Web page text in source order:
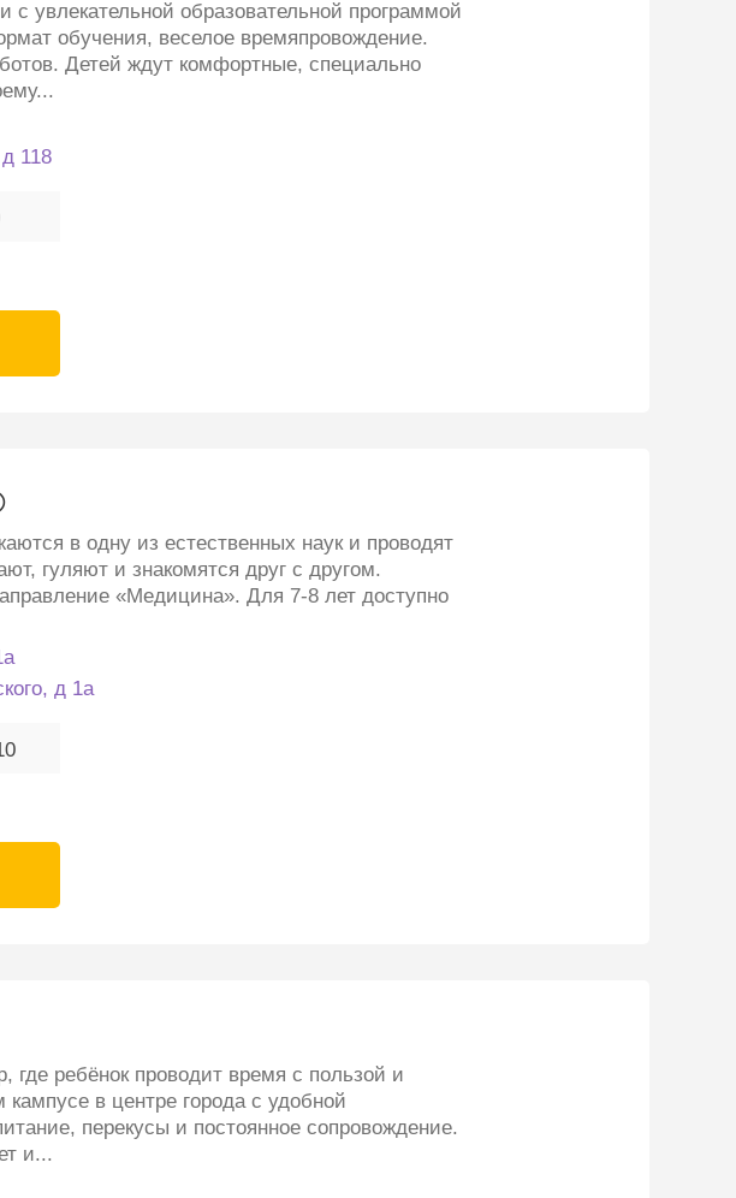
с увлекательной образовательной программой
обучения, веселое времяпровождение.
Детей ждут комфортные, специально
118
в одну из естественных наук и проводят
гуляют и знакомятся друг с другом.
«Медицина». Для 7-8 лет доступно
д 1а
где ребёнок проводит время с пользой и
в центре города с удобной
перекусы и постоянное сопровождение.
и...